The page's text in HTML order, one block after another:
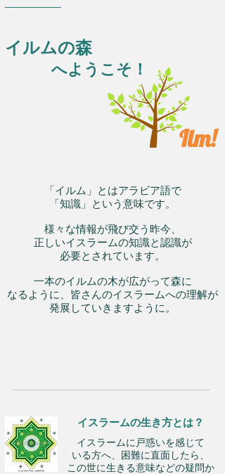
イルムの森
へようこそ！
Ilm!
「イルム」とはアラビア語で
「知識」という意味です。
様々な情報が飛び交う昨今、
正しいイスラームの知識と認識が
必要とされています。
一本のイルムの木が広がって森に
なるように、皆さんのイスラームへの理解が
発展していきますように。
イスラームの生き方とは？
イスラームに戸惑いを感じて
いる方へ、困難に直面したら、
この世に生きる意味などの疑問か